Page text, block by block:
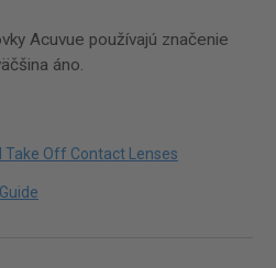
Acuvue používajú značenie
áno.
Take Off Contact Lenses